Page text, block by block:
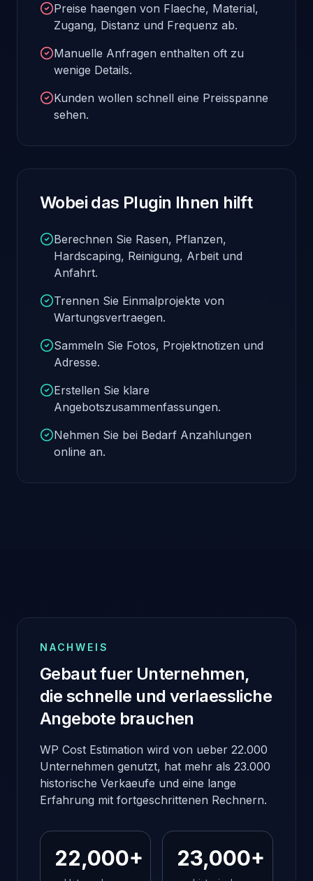
Preise haengen von Flaeche, Material,
Zugang, Distanz und Frequenz ab.
Manuelle Anfragen enthalten oft zu
wenige Details.
Kunden wollen schnell eine Preisspanne
sehen.
Wobei das Plugin Ihnen hilft
Berechnen Sie Rasen, Pflanzen,
Hardscaping, Reinigung, Arbeit und
Anfahrt.
Trennen Sie Einmalprojekte von
Wartungsvertraegen.
Sammeln Sie Fotos, Projektnotizen und
Adresse.
Erstellen Sie klare
Angebotszusammenfassungen.
Nehmen Sie bei Bedarf Anzahlungen
online an.
NACHWEIS
Gebaut fuer Unternehmen,
die schnelle und verlaessliche
Angebote brauchen
WP Cost Estimation wird von ueber 22.000
Unternehmen genutzt, hat mehr als 23.000
historische Verkaeufe und eine lange
Erfahrung mit fortgeschrittenen Rechnern.
22,000+ 23,000+